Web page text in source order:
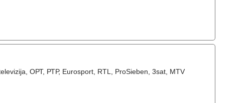
ОРТ, РТР, Eurosport, RTL, ProSieben, 3sat, MTV